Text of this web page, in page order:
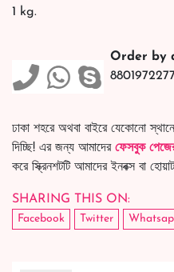
1 kg.
Order by
ঢাকা শহরে অথবা বাইরে যেকোনো
দিচ্ছি! এর জন্য আমাদের ফেসবুক
করে স্ক্রিনশটটি আমাদের ইনবক্স বা
SHARING THIS ON:
Facebook Twitter